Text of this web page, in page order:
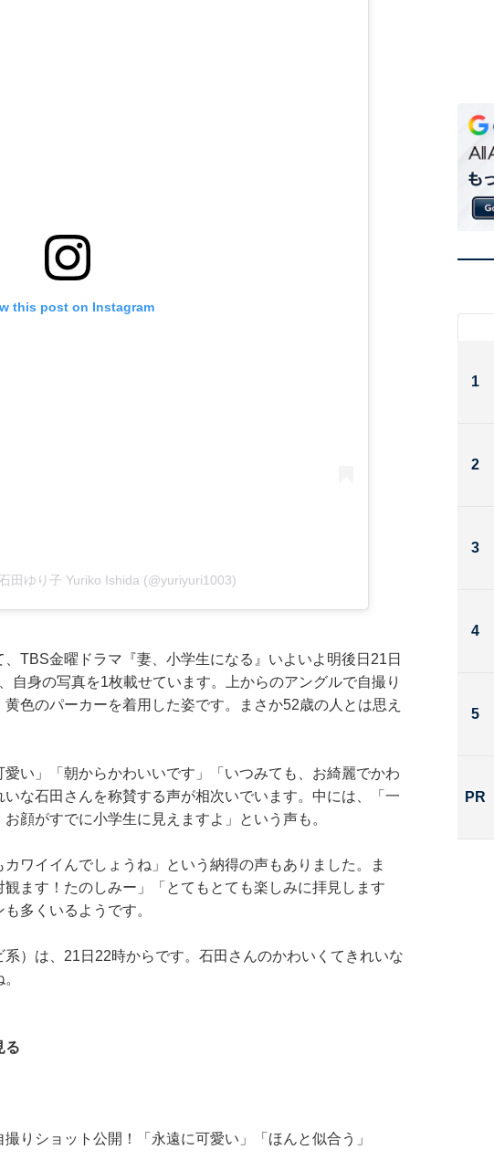
this post on Instagram
田ゆり子 Yuriko Ishida (@yuriyuri1003)
TBS金曜ドラマ『妻、小学生になる』いよいよ明後日21日
自身の写真を1枚載せています。上からのアングルで自撮り
色のパーカーを着用した姿です。まさか52歳の人とは思え
い」「朝からかわいいです」「いつみても、お綺麗でかわ
な石田さんを称賛する声が相次いでいます。中には、「一
顔がすでに小学生に見えますよ」という声も。
ワイイんでしょうね」という納得の声もありました。ま
ます！たのしみー」「とてもとても楽しみに拝見します
多くいるようです。
）は、21日22時からです。石田さんのかわいくてきれいな
る
りショット公開！「永遠に可愛い」「ほんと似合う」
1
2
3
4
5
PR